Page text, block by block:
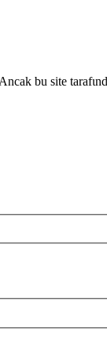
bu site